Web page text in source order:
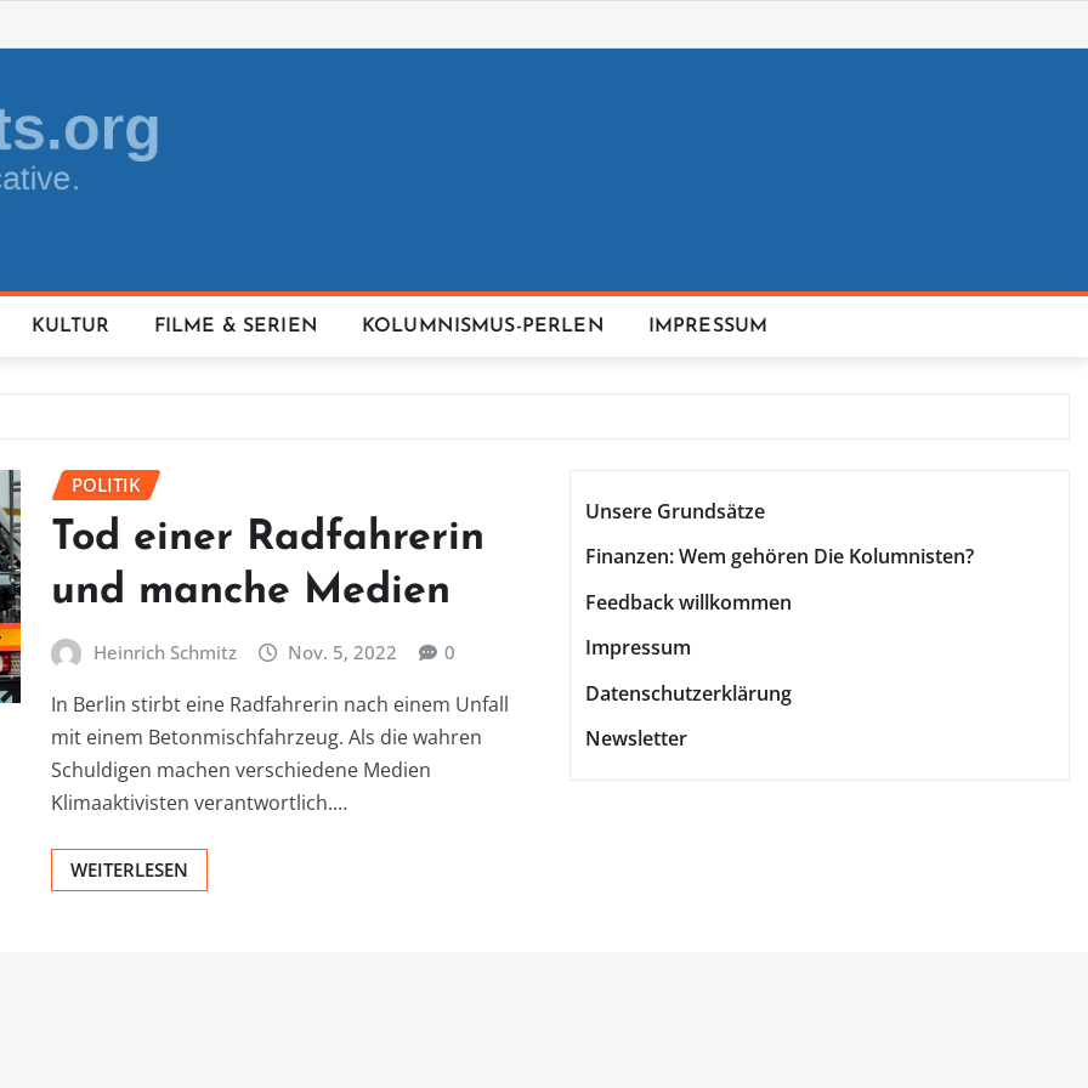
KULTUR FILME & SERIEN KOLUMNISMUS-PERLEN IMPRESSUM
POLITIK
Tod einer Radfahrerin
und manche Medien
Heinrich Schmitz Nov. 5, 2022 0
In Berlin stirbt eine Radfahrerin nach einem Unfall
mit einem Betonmischfahrzeug. Als die wahren
Schuldigen machen verschiedene Medien
Klimaaktivisten verantwortlich.…
WEITERLESEN
Unsere Grundsätze
Finanzen: Wem gehören Die Kolumnisten?
Feedback willkommen
Impressum
Datenschutzerklärung
Newsletter